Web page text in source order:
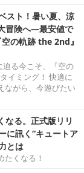
スト！暑い夏、涼
冒険へ―最安値で
の軌跡 the 2nd』
迫る今こそ、『空の
イミング！ 快適に
ながら、今遊びたい
る。正式版リリ
に訊く“キュートア
とは
くなる！